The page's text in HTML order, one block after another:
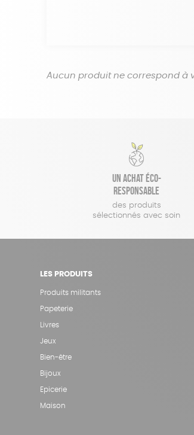
Aucun produit ne correspond à
Un achat éco-
responsable
des produits
sélectionnés avec soin
LES PRODUITS
Produits militants
Papeterie
Livres
Jeux
Bien-être
Bijoux
Epicerie
Maison